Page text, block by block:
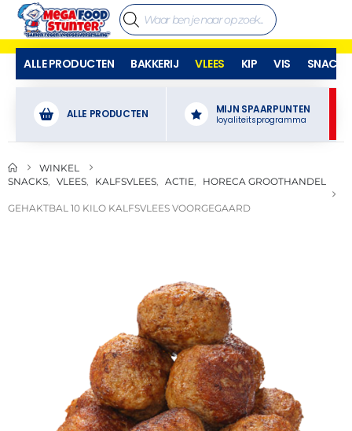
ALLE PRODUCTEN BAKKERIJ VLEES KIP VIS SNACKS
ALLE PRODUCTEN MIJN SPAARPUNTEN
loyaliteitsprogramma
WINKEL
SNACKS
VLEES KALFSVLEES ACTIE HORECA GROOTHANDEL
GEHAKTBAL 10 KILO KALFSVLEES VOORGEGAARD